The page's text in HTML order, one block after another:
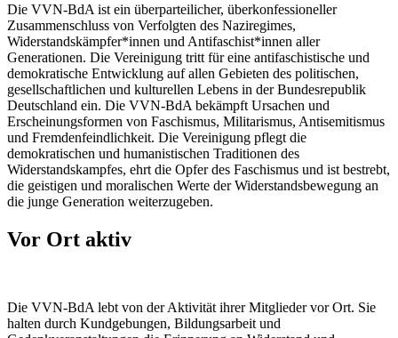
Die VVN-BdA ist ein überparteilicher, überkonfessioneller
Zusammenschluss von Verfolgten des Naziregimes,
Widerstandskämpfer*innen und Antifaschist*innen aller
Generationen. Die Vereinigung tritt für eine antifaschistische und
demokratische Entwicklung auf allen Gebieten des politischen,
gesellschaftlichen und kulturellen Lebens in der Bundesrepublik
Deutschland ein. Die VVN-BdA bekämpft Ursachen und
Erscheinungsformen von Faschismus, Militarismus, Antisemitismus
und Fremdenfeindlichkeit. Die Vereinigung pflegt die
demokratischen und humanistischen Traditionen des
Widerstandskampfes, ehrt die Opfer des Faschismus und ist bestrebt,
die geistigen und moralischen Werte der Widerstandsbewegung an
die junge Generation weiterzugeben.
Vor Ort aktiv
Die VVN-BdA lebt von der Aktivität ihrer Mitglieder vor Ort. Sie
halten durch Kundgebungen, Bildungsarbeit und